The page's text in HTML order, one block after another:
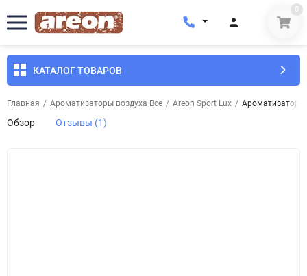
0
КАТАЛОГ ТОВАРОВ
Главная / Ароматизаторы воздуха Все / Areon Sport Lux / Ароматизатор
Обзор Отзывы (1)